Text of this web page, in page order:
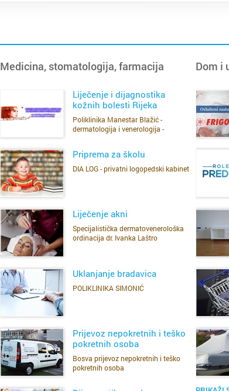
Cijela
Osijek
Rijeka
Split
Zagreb
Bakar
Bivio
Brajda
Medicina, stomatologija, farmacija
SAZNAJ VIŠE
Liječenje i dijagnostika
kožnih bolesti Rijeka
Poliklinika Manestar Blažić -
dermatologija i venerologija -
Priprema za školu
DIA LOG - privatni logopedski kabinet
SAZNAJ VIŠE
Liječenje akni
Specijalistička dermatovenerološka
ordinacija dr. Ivanka Laštro
Uklanjanje bradavica
POLIKLINIKA SIMONIĆ
SAZNAJ VIŠE
Prijevoz nepokretnih i teško
pokretnih osoba
Bosva prijevoz nepokretnih i teško
pokretnih osoba
Dom i